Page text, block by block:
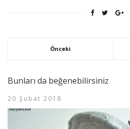
Önceki
Bunları da beğenebilirsiniz
20 Şubat 2018